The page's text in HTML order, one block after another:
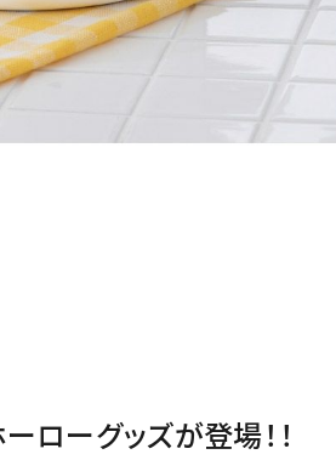
ローグッズが登場！！